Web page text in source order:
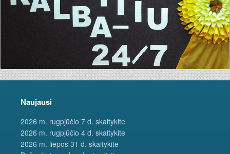
Naujausi
2026 m. rugpjūčio 7 d. skaitykite
2026 m. rugpjūčio 4 d. skaitykite
2026 m. liepos 31 d. skaitykite